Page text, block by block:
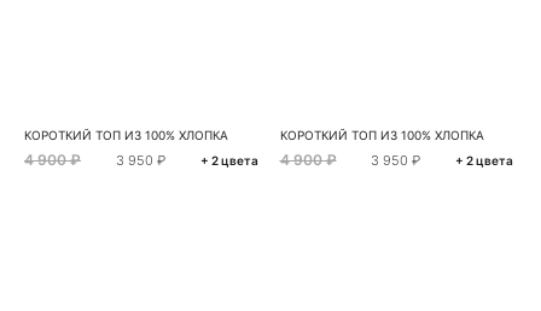
КОРОТКИЙ ТОП ИЗ 100% ХЛОПКА
4 900 ₽ 3 950 ₽ + 2 цвета
КОРОТКИЙ ТОП ИЗ 100% ХЛОПКА
4 900 ₽ 3 950 ₽ + 2 цвета